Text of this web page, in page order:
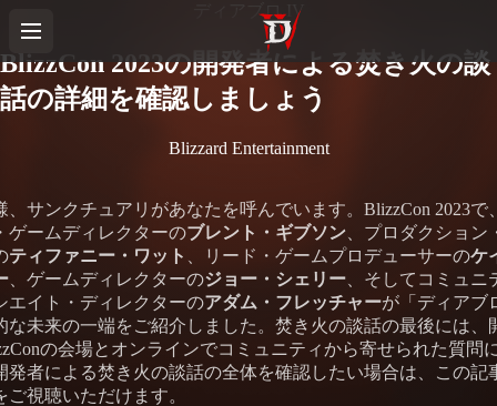
ディアブロ IV
BlizzCon 2023の開発者による焚き火の談
話の詳細を確認しましょう
Blizzard Entertainment
、サンクチュアリがあなたを呼んでいます。BlizzCon 2023で
ゲームディレクターのブレント・ギブソン 、プロダクション
ティファニー・ワット 、リード・ゲームプロデューサーのケ
、ゲームディレクターのジョー・シェリー 、そしてコミュニ
エイト・ディレクターのアダム・フレッチャーが「ディアブ
な未来の一端をご紹介しました。焚き火の談話の最後には、
の会場とオンラインでコミュニティから寄せられた質問
発者による焚き火の談話の全体を確認したい場合は、この記
ご視聴いただけます。